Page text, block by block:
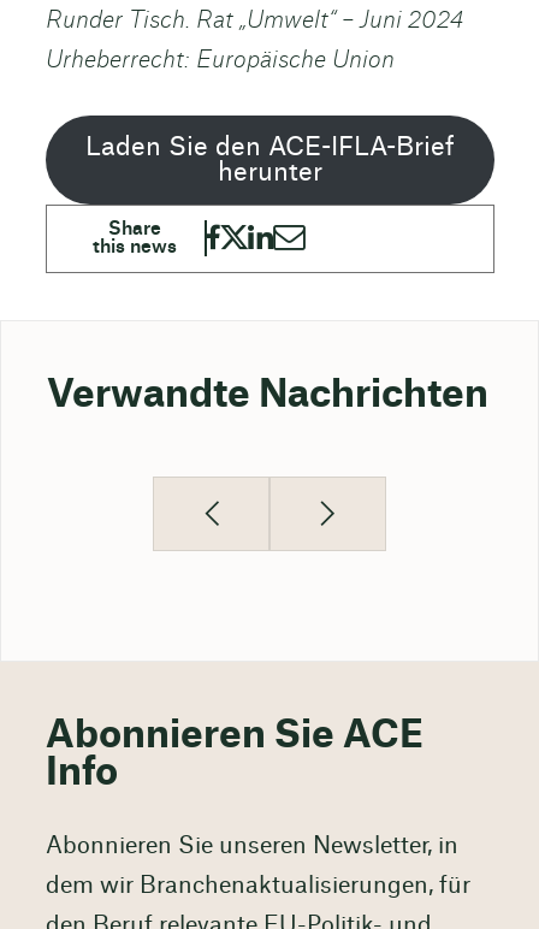
Runder Tisch. Rat „Umwelt“ – Juni 2024
Urheberrecht: Europäische Union
Laden Sie den ACE-IFLA-Brief
herunter
Verwandte Nachrichten
Abonnieren Sie ACE
Info
Abonnieren Sie unseren Newsletter, in
dem wir Branchenaktualisierungen, für